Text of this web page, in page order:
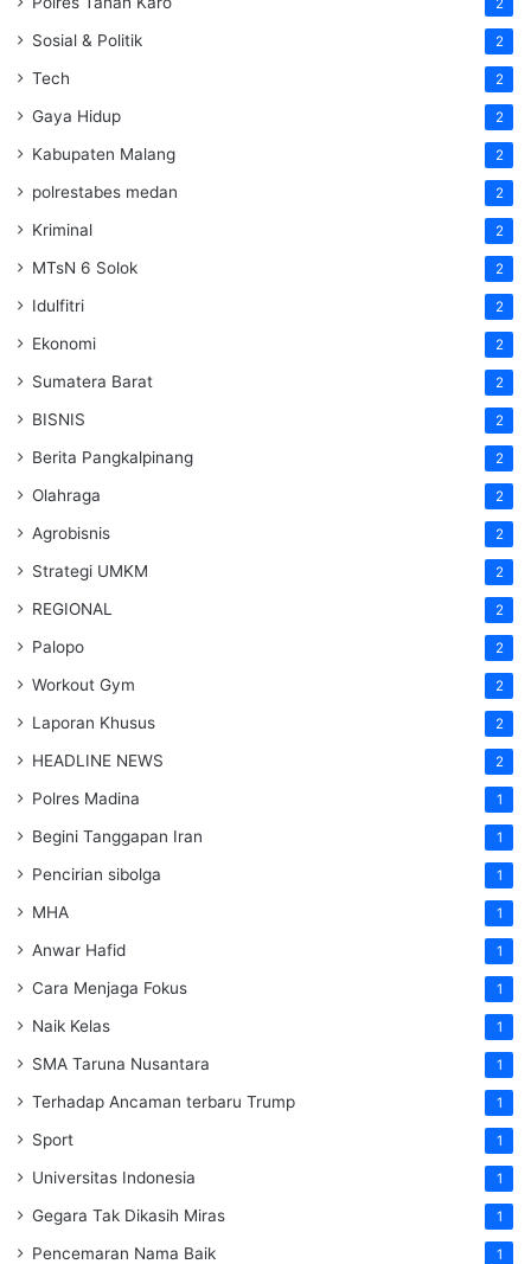
2
Sosial & Politik 2
Tech 2
Gaya Hidup 2
Kabupaten Malang 2
polrestabes medan 2
Kriminal 2
MTsN 6 Solok 2
Idulfitri 2
Ekonomi 2
Sumatera Barat 2
BISNIS 2
Berita Pangkalpinang 2
Olahraga 2
Agrobisnis 2
Strategi UMKM 2
REGIONAL 2
Palopo 2
Workout Gym 2
Laporan Khusus 2
HEADLINE NEWS 2
Polres Madina 1
Begini Tanggapan Iran 1
Pencirian sibolga 1
MHA 1
Anwar Hafid 1
Cara Menjaga Fokus 1
Naik Kelas 1
SMA Taruna Nusantara 1
Terhadap Ancaman terbaru Trump 1
Sport 1
Universitas Indonesia 1
Gegara Tak Dikasih Miras 1
Pencemaran Nama Baik 1